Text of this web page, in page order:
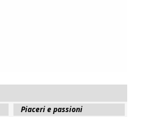
Piaceri e passioni